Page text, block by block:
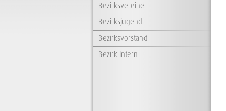
Bezirksvereine
Bezirksjugend
Bezirksvorstand
Bezirk Intern